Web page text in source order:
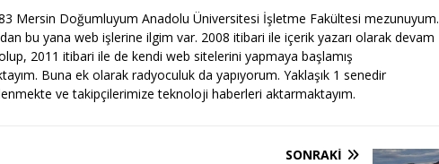
Mersin Doğumluyum Anadolu Üniversitesi İşletme Fakültesi mezunuyum.
bu yana web işlerine ilgim var. 2008 itibari ile içerik yazarı olarak devam
2011 itibari ile de kendi web sitelerini yapmaya başlamış
Buna ek olarak radyoculuk da yapıyorum. Yaklaşık 1 senedir
ve takipçilerimize teknoloji haberleri aktarmaktayım.
SONRAKI